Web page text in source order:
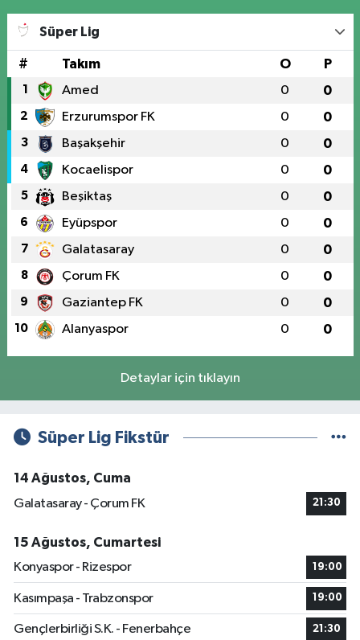
Süper Lig
# Takım O P
1 Amed 0 0
2 Erzurumspor FK 0 0
3 Başakşehir 0 0
4 Kocaelispor 0 0
5 Beşiktaş 0 0
6 Eyüpspor 0 0
7 Galatasaray 0 0
8 Çorum FK 0 0
9 Gaziantep FK 0 0
10 Alanyaspor 0 0
Detaylar için tıklayın
Süper Lig Fikstür
14 Ağustos, Cuma
Galatasaray - Çorum FK
21:30
15 Ağustos, Cumartesi
Konyaspor - Rizespor
19:00
Kasımpaşa - Trabzonspor 19:00
Gençlerbirliği S.K. - Fenerbahçe 21:30